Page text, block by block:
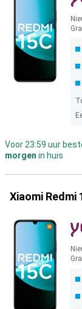
Voor 23:59 uur
morgen in huis
Xiaomi Redmi